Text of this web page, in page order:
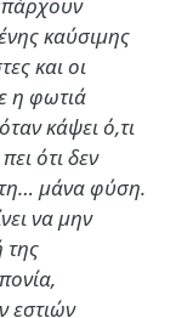
καύσιμης
και οι
η φωτιά
κάψει ό,τι
ότι δεν
μάνα φύση.
να μην
της
εστιών